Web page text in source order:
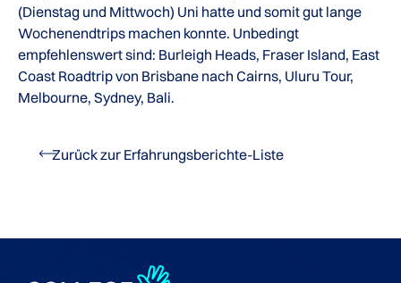
(Dienstag und Mittwoch) Uni hatte und somit gut lange
Wochenendtrips machen konnte. Unbedingt
empfehlenswert sind: Burleigh Heads, Fraser Island, East
Coast Roadtrip von Brisbane nach Cairns, Uluru Tour,
Melbourne, Sydney, Bali.
Zurück zur Erfahrungsberichte-Liste